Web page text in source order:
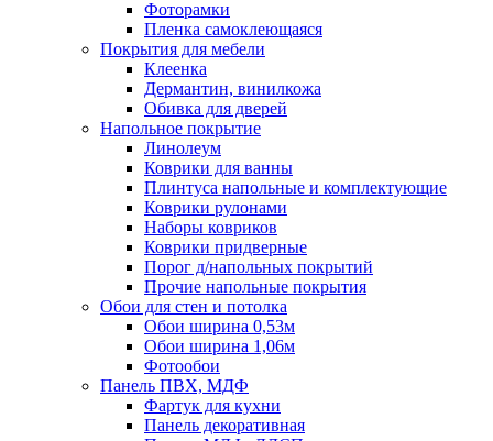
Фоторамки
Пленка самоклеющаяся
Покрытия для мебели
Клеенка
Дермантин, винилкожа
Обивка для дверей
Напольное покрытие
Линолеум
Коврики для ванны
Плинтуса напольные и комплектующие
Коврики рулонами
Наборы ковриков
Коврики придверные
Порог д/напольных покрытий
Прочие напольные покрытия
Обои для стен и потолка
Обои ширина 0,53м
Обои ширина 1,06м
Фотообои
Панель ПВХ, МДФ
Фартук для кухни
Панель декоративная